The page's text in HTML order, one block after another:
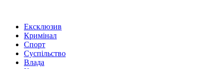
Ексклюзив
Кримінал
Спорт
Суспільство
Влада